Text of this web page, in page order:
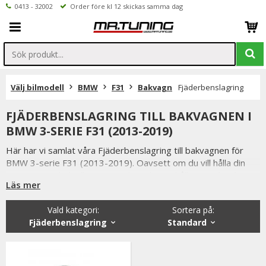
0413 - 32002 Order före kl 12 skickas samma dag
Välj bilmodell BMW F31 Bakvagn Fjäderbenslagring
FJÄDERBENSLAGRING TILL BAKVAGNEN I
BMW 3-SERIE F31 (2013-2019)
Här har vi samlat våra Fjäderbenslagring till bakvagnen för
BMW 3-serie F31 (2013-2019). Oavsett om du vill hålla din
vårt sortiment ett stort urval av bakvagnsprodukter.
Läs mer
Sortera på:
Standard
Vald kategori:
Fjäderbenslagring